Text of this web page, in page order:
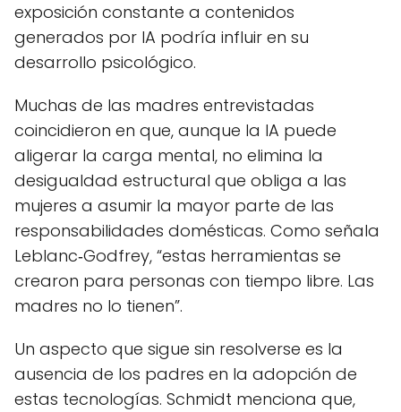
exposición constante a contenidos
generados por IA podría influir en su
desarrollo psicológico.
Muchas de las madres entrevistadas
coincidieron en que, aunque la IA puede
aligerar la carga mental, no elimina la
desigualdad estructural que obliga a las
mujeres a asumir la mayor parte de las
responsabilidades domésticas. Como señala
Leblanc‑Godfrey, “estas herramientas se
crearon para personas con tiempo libre. Las
madres no lo tienen”.
Un aspecto que sigue sin resolverse es la
ausencia de los padres en la adopción de
estas tecnologías. Schmidt menciona que,